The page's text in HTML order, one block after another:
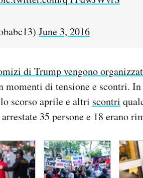
June 3, 2016
di Trump vengono
momenti di tensione e scontri.
scorso aprile e altri scontri
35 persone e 18 erano